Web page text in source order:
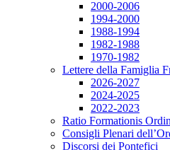
2000-2006
1994-2000
1988-1994
1982-1988
1970-1982
Lettere della Famiglia
2026-2027
2024-2025
2022-2023
Ratio Formationis
Consigli Plenari
Discorsi dei Pontefici